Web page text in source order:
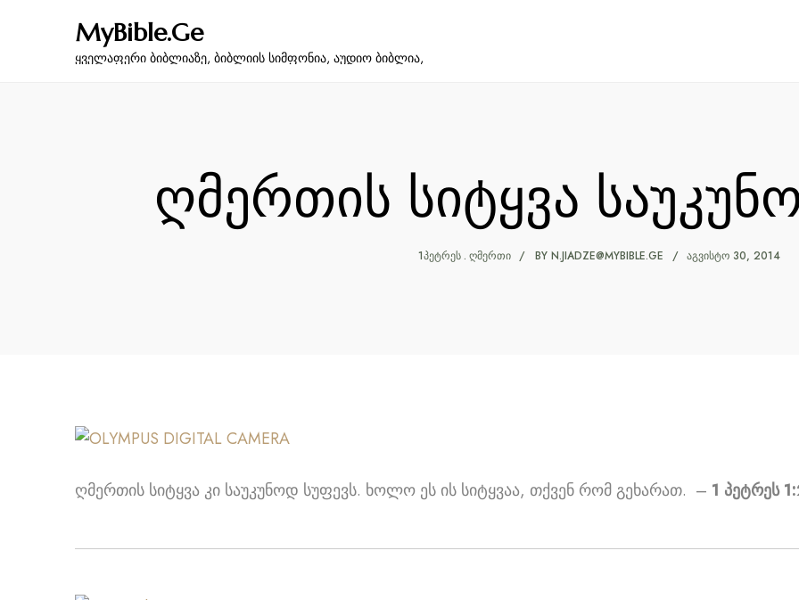
MyBible.Ge
ყველაფერი ბიბლიაზე, ბიბლიის სიმფონია, აუდიო ბიბლია,
ღმერთის სიტყვა
1ᲞᲔᲢᲠᲔᲡ ᲦᲛᲔᲠᲗᲘ BY N.JIADZE@MYBIBLE.GE ᲐᲒᲕᲘᲡᲢᲝ 30, 2014
ღმერთის სიტყვა კი საუკუნოდ სუფევს. ხოლო ეს ის სიტყვაა, თქვენ რომ გეხარათ. – 1 პეტრეს